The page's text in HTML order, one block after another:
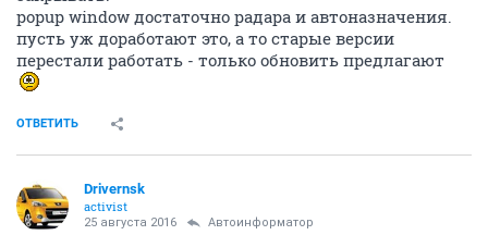
popup window достаточно радара и автоназначения.
пусть уж доработают это, а то старые версии
перестали работать - только обновить предлагают
ОТВЕТИТЬ
Drivernsk
activist
25 августа 2016 Автоинформатор